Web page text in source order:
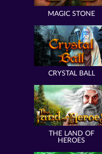
MAGIC STONE
CRYSTAL BALL
THE LAND OF
HEROES